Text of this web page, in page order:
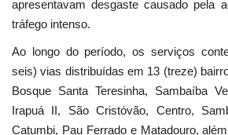
apresentavam desgaste causado pela
tráfego intenso.
Ao longo do período, os serviços
seis) vias distribuídas em 13 (treze)
Bosque Santa Teresinha, Sambaíba
Irapuá II, São Cristóvão, Centro,
Catumbi, Pau Ferrado e Matadouro,